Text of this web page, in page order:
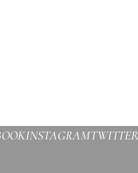
INSTAGRAMTWITTER